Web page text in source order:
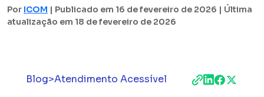
Por ICOM | Publicado em 16 de fevereiro de 2026 | Última
atualização em 18 de fevereiro de 2026
Blog>Atendimento Acessível